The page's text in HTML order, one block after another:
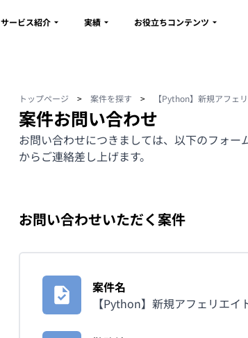
サービス紹介 実績 お役立ちコンテンツ
トップページ > 案件を探す > 【Python】新規アフェ
案件お問い合わせ
お問い合わせにつきましては、以下のフォ
からご連絡差し上げます。
お問い合わせいただく案件
案件名
【Python】新規アフェリエイ